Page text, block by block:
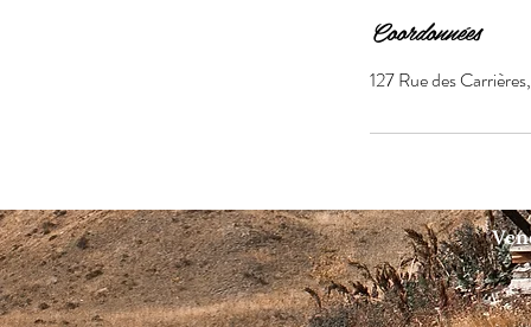
Coordonnées
127 Rue des